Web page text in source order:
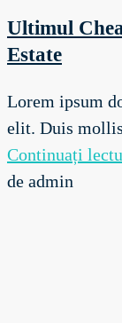
Ultimul
Estate
Lorem ipsum
elit. Duis
Continuați
de admin